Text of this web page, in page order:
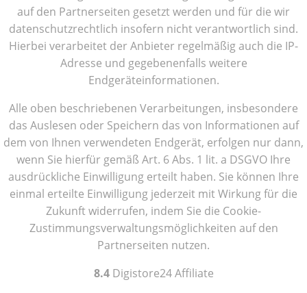
auf den Partnerseiten gesetzt werden und für die wir
datenschutzrechtlich insofern nicht verantwortlich sind.
Hierbei verarbeitet der Anbieter regelmäßig auch die IP-
Adresse und gegebenenfalls weitere
Endgeräteinformationen.
Alle oben beschriebenen Verarbeitungen, insbesondere
das Auslesen oder Speichern das von Informationen auf
dem von Ihnen verwendeten Endgerät, erfolgen nur dann,
wenn Sie hierfür gemäß Art. 6 Abs. 1 lit. a DSGVO Ihre
ausdrückliche Einwilligung erteilt haben. Sie können Ihre
einmal erteilte Einwilligung jederzeit mit Wirkung für die
Zukunft widerrufen, indem Sie die Cookie-
Zustimmungsverwaltungsmöglichkeiten auf den
Partnerseiten nutzen.
8.4Digistore24 Affiliate